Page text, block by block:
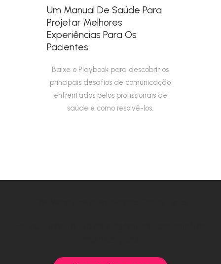
Um Manual De Saúde Para
Projetar Melhores
Experiências Para Os
Pacientes
Baixe o Playbook para descobrir os
principais desafios de comunicação
enfrentados pelos profissionais de
saúde e como resolvê-los.